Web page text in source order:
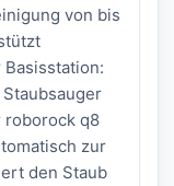
von bis
q8
zur
den Staub